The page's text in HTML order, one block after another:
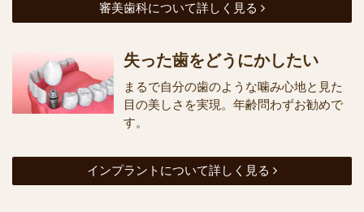
審美歯科について詳しく見る
失った歯をどうにかしたい
まるで自分の歯のような噛み心地と見た
目の美しさを実現。年齢問わずお勧めで
す。
インプラントについて詳しく見る